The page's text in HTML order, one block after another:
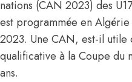
nations (CAN 2023) des U17
est programmée en
2023. Une CAN, est-il
qualificative à la Coupe du
ans.